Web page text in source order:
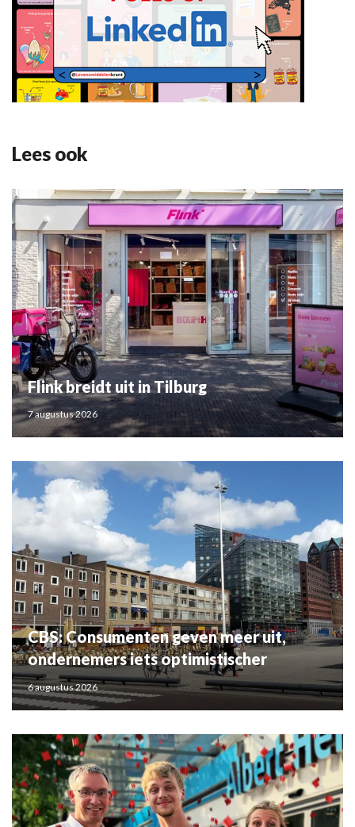
Lees ook
Flink breidt uit in Tilburg
7 augustus 2026
CBS: Consumenten geven meer uit,
ondernemers iets optimistischer
6 augustus 2026